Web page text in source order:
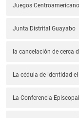
Juegos
Junta Distrital Guayabo
la cancelación de cerca
La cédula de identidad-
La Conferencia